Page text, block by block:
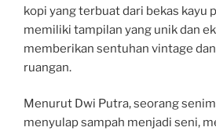
kopi yang terbuat dari bekas kayu
memiliki tampilan yang unik dan
memberikan sentuhan vintage
ruangan.
Menurut Dwi Putra, seorang
menyulap sampah menjadi seni,